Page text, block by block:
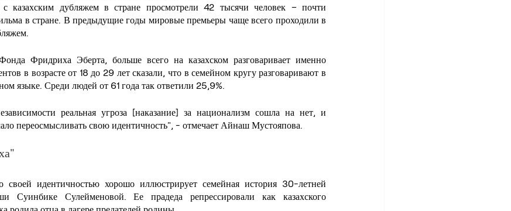
с казахским дубляжем в стране просмотрели 42 тысячи человек – почти
в стране. В предыдущие годы мировые премьеры чаще всего проходили в
Фридриха Эберта, больше всего на казахском разговаривает именно
в возрасте от 18 до 29 лет сказали, что в семейном кругу разговаривают в
языке. Среди людей от 61 года так ответили 25,9%.
реальная угроза [наказание] за национализм сошла на нет, и
переосмысливать свою идентичность", - отмечает Айнаш Мустояпова.
своей идентичностью хорошо иллюстрирует семейная история 30-летней
Суинбике Сулейменовой. Ее прадеда репрессировали как казахского